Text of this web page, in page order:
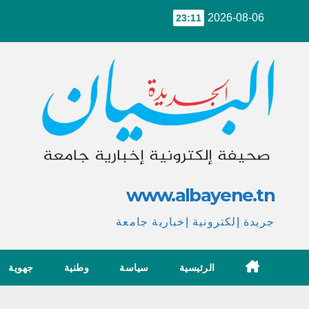
2026-08-06
23:11
www.albayene.tn
جريدة إلكترونية إخبارية جامعة
الرئيسية سياسة وطنية جهوية